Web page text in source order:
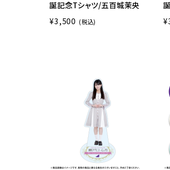
誕記念Tシャツ/五百城茉央
¥3,500 (税込)